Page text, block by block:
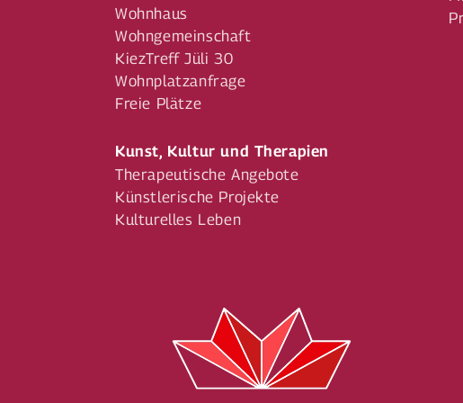
Wohnhaus
Wohngemeinschaft
KiezTreff Jüli 30
Wohnplatzanfrage
Freie Plätze
Kunst, Kultur und Therapien
Therapeutische Angebote
Künstlerische Projekte
Kulturelles Leben